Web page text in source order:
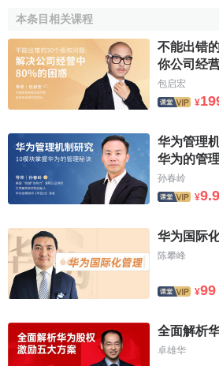
2020年11月17日，多家企业在《
声明，深圳市智信新信息技术有限公
限公司签署了收购协议，完成对荣耀
外，华为方面也对此作出官方回应，
能够得以延续，华为投资控股有限公
务资产。[2]
标识示意
华为新的企业标识在保持原有标
的基础上，更加聚焦、创新
、稳健、
将继续保持积极进取的精神，通过持
并不断推出有
本条目相关课程
不能出错
你公司经
包启宏
¥
华为管理
华为的管
孙春岭
¥9.9
华为国际
陈攀峰
¥99
全面解析
卓雄华